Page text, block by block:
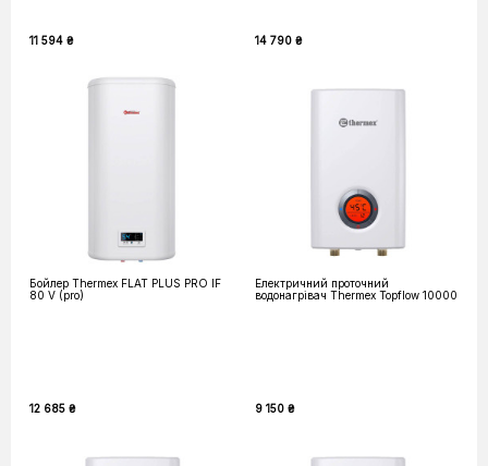
11 594 ₴ 14 790 ₴
Бойлер Thermex FLAT PLUS PRO IF
80 V (pro)
12 685 ₴
Електричний проточний
водонагрівач Thermex Topflow 10000
9 150 ₴